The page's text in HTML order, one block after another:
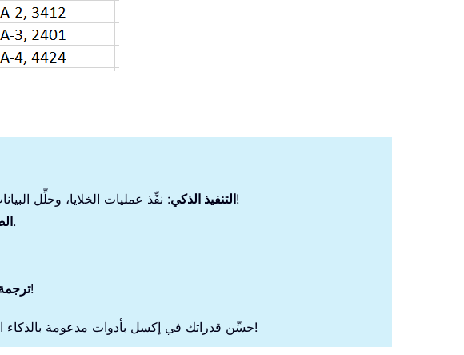
التنفيذ الذكي: نفِّذ عمليات الخلايا، وحلِّل البيانات، وأنشئ المخططات البيانية — كل ذلك بأوامر بسيطة!
: أنشئ صيغًا مخصصة لتبسيط سير عملك.
: اكسر الحواجز اللغوية في جداولك الإلكترونية!
حسِّن قدراتك في إكسل بأدوات مدعومة بالذكاءوجرِّب الكفاءة كما لم تفعل من قبل!